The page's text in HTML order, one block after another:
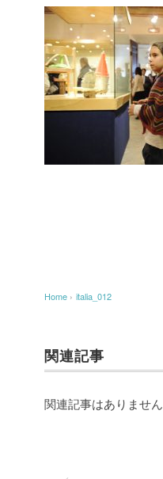
Home › italia_012
関連記事
関連記事はありません